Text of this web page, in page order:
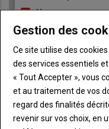
Ne manquez
Sous-
titre
TITRE
Gestion des
Ce site utilise des
des services essentiels
« Tout Accepter », vous
et au traitement de vos
regard des finalités
revenir sur vos choix, en